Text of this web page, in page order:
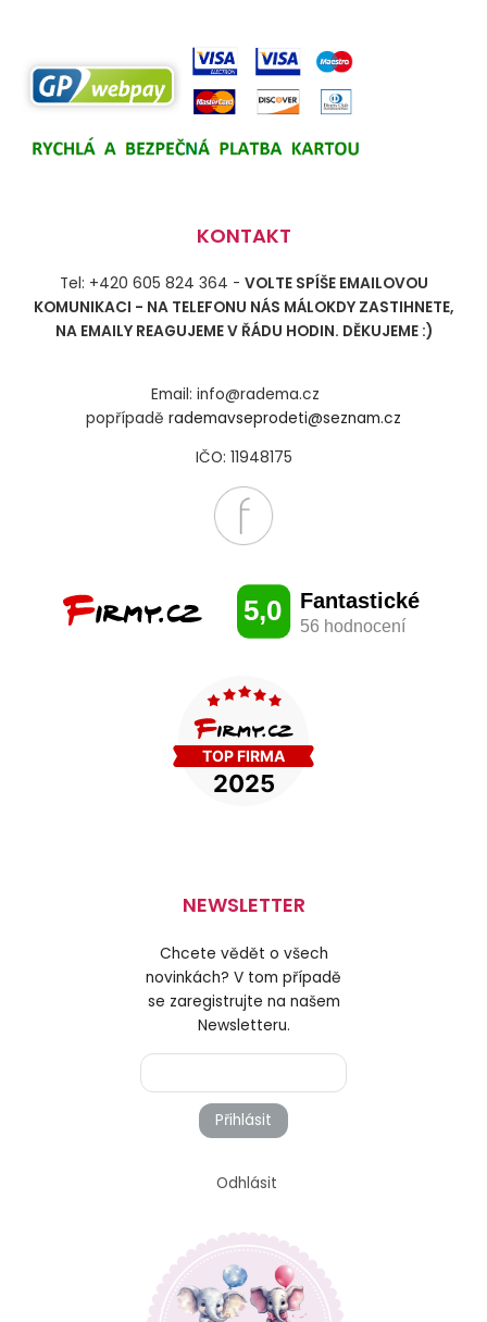
KONTAKT
Tel: +420 605 824 364 - VOLTE SPÍŠE EMAILOVOU
KOMUNIKACI - NA TELEFONU NÁS MÁLOKDY ZASTIHNETE,
NA EMAILY REAGUJEME V ŘÁDU HODIN. DĚKUJEME :)
Email: info@radema.cz
popřípadě rademavseprodeti@seznam.cz
IČO: 11948175
NEWSLETTER
Chcete vědět o všech
novinkách? V tom případě
se zaregistrujte na našem
Newsletteru.
Přihlásit
Odhlásit